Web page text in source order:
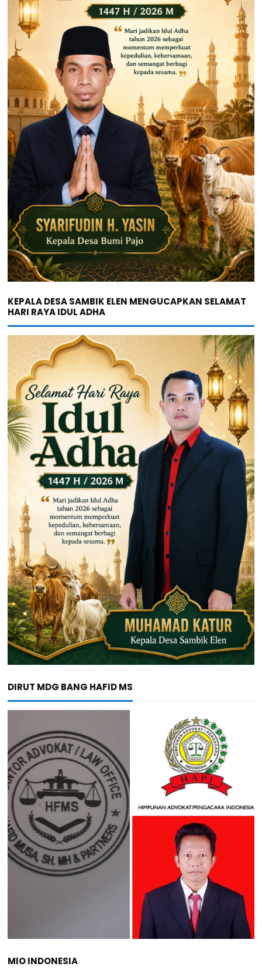
KEPALA DESA SAMBIK ELEN MENGUCAPKAN SELAMAT
HARI RAYA IDUL ADHA
DIRUT MDG BANG HAFID MS
MIO INDONESIA